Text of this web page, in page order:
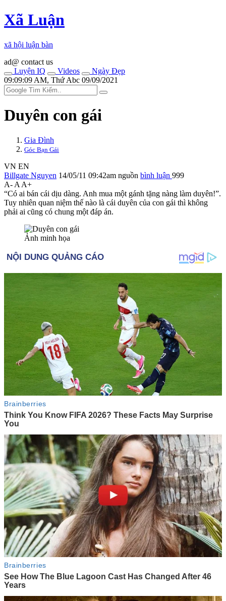
Xã Luận
xã hội luận bàn
ad@ contact us
Luyện IQ
Videos
Ngày Đẹp
09:09:09 AM, Thứ Abc 09/09/2021
Duyên con gái
Gia Đình
Góc Bạn Gái
VN EN
Billgate Nguyen 14/05/11 09:42am nguồn bình luận 999
A- A A+
“Có ai bán cái dịu dàng. Anh mua một gánh tặng nàng làm duyên!”.
Tuy nhiên quan niệm thế nào là cái duyên của con gái thì không
phải ai cũng có chung một đáp án.
Ảnh minh họa